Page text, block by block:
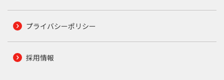
プライバシーポリシー
採用情報